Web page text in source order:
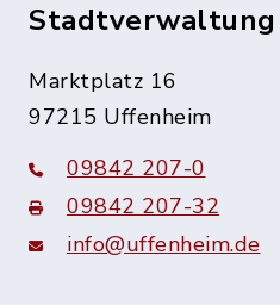
Stadtverwaltung
Marktplatz 16
97215 Uffenheim
09842 207-0
09842 207-32
info@uffenheim.de